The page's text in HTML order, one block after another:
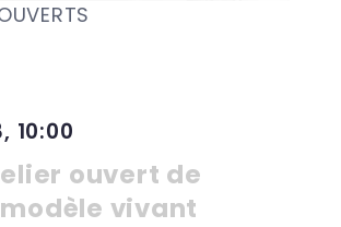
10:00
ouvert de
vivant